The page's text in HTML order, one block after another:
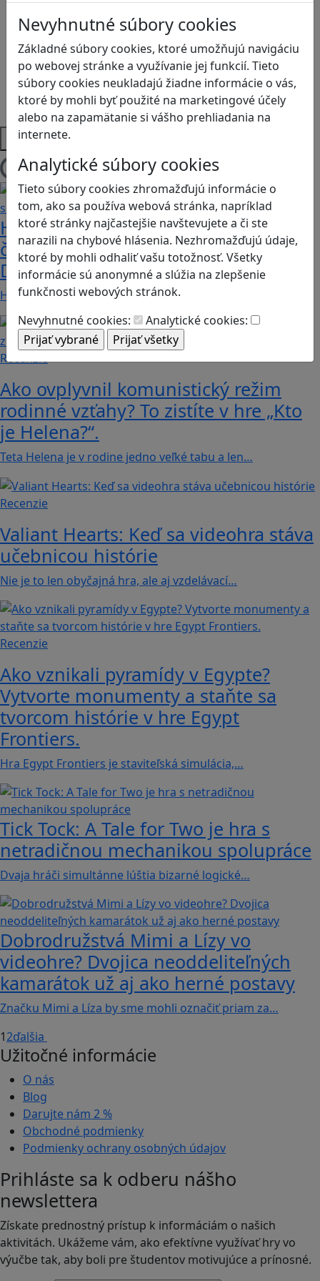
Nevyhnutné súbory cookies
Základné súbory cookies, ktoré umožňujú navigáciu
po webovej stránke a využívanie jej funkcií. Tieto
súbory cookies neukladajú žiadne informácie o vás,
ktoré by mohli byť použité na marketingové účely
alebo na zapamätanie si vášho prehliadania na
internete.
Analytické súbory cookies
Tieto súbory cookies zhromažďujú informácie o
tom, ako sa používa webová stránka, napríklad
ktoré stránky najčastejšie navštevujete a či ste
narazili na chybové hlásenia. Nezhromažďujú údaje,
ktoré by mohli odhaliť vašu totožnosť. Všetky
informácie sú anonymné a slúžia na zlepšenie
funkčnosti webových stránok.
Nevyhnutné cookies:
Analytické cookies:
Logické myslenie
Ľudské práva a tolerancia
Motorika a koncentrácia
Programovanie/Technika
Sociálne zručnosti a kooperácia
Strategické myslenie
Zdravie a pohyb
Platformy
Načítam blogy
Heritage Quest AR: Vráťte sa do
časov, keď Rímska ríša siahala až po
Dunaj
Heritage Quest AR je mobilná hra, ktorá ponúka…
Recenzie
Ako ovplyvnil komunistický režim
rodinné vzťahy? To zistíte v hre „Kto
je Helena?“.
Teta Helena je v rodine jedno veľké tabu a len…
Recenzie
Valiant Hearts: Keď sa videohra stáva
učebnicou histórie
Nie je to len obyčajná hra, ale aj vzdelávací…
Recenzie
Ako vznikali pyramídy v Egypte?
Vytvorte monumenty a staňte sa
tvorcom histórie v hre Egypt
Frontiers.
Hra Egypt Frontiers je staviteľská simulácia,…
Tick Tock: A Tale for Tw‪o je hra s
netradičnou mechanikou spolupráce
Dvaja hráči simultánne lúštia bizarné logické…
Dobrodružstvá Mimi a Lízy vo
videohre? Dvojica neoddeliteľných
kamarátok už aj ako herné postavy
Značku Mimi a Líza by sme mohli označiť priam za…
12ďalšia
Užitočné informácie
O nás
Blog
Darujte nám 2 %
Obchodné podmienky
Podmienky ochrany osobných údajov
Prihláste sa k odberu nášho
newslettera
Získate prednostný prístup k informáciám o našich
aktivitách. Ukážeme vám, ako efektívne využívať hry vo
výučbe tak, aby boli pre študentov motivujúce a prínosné.